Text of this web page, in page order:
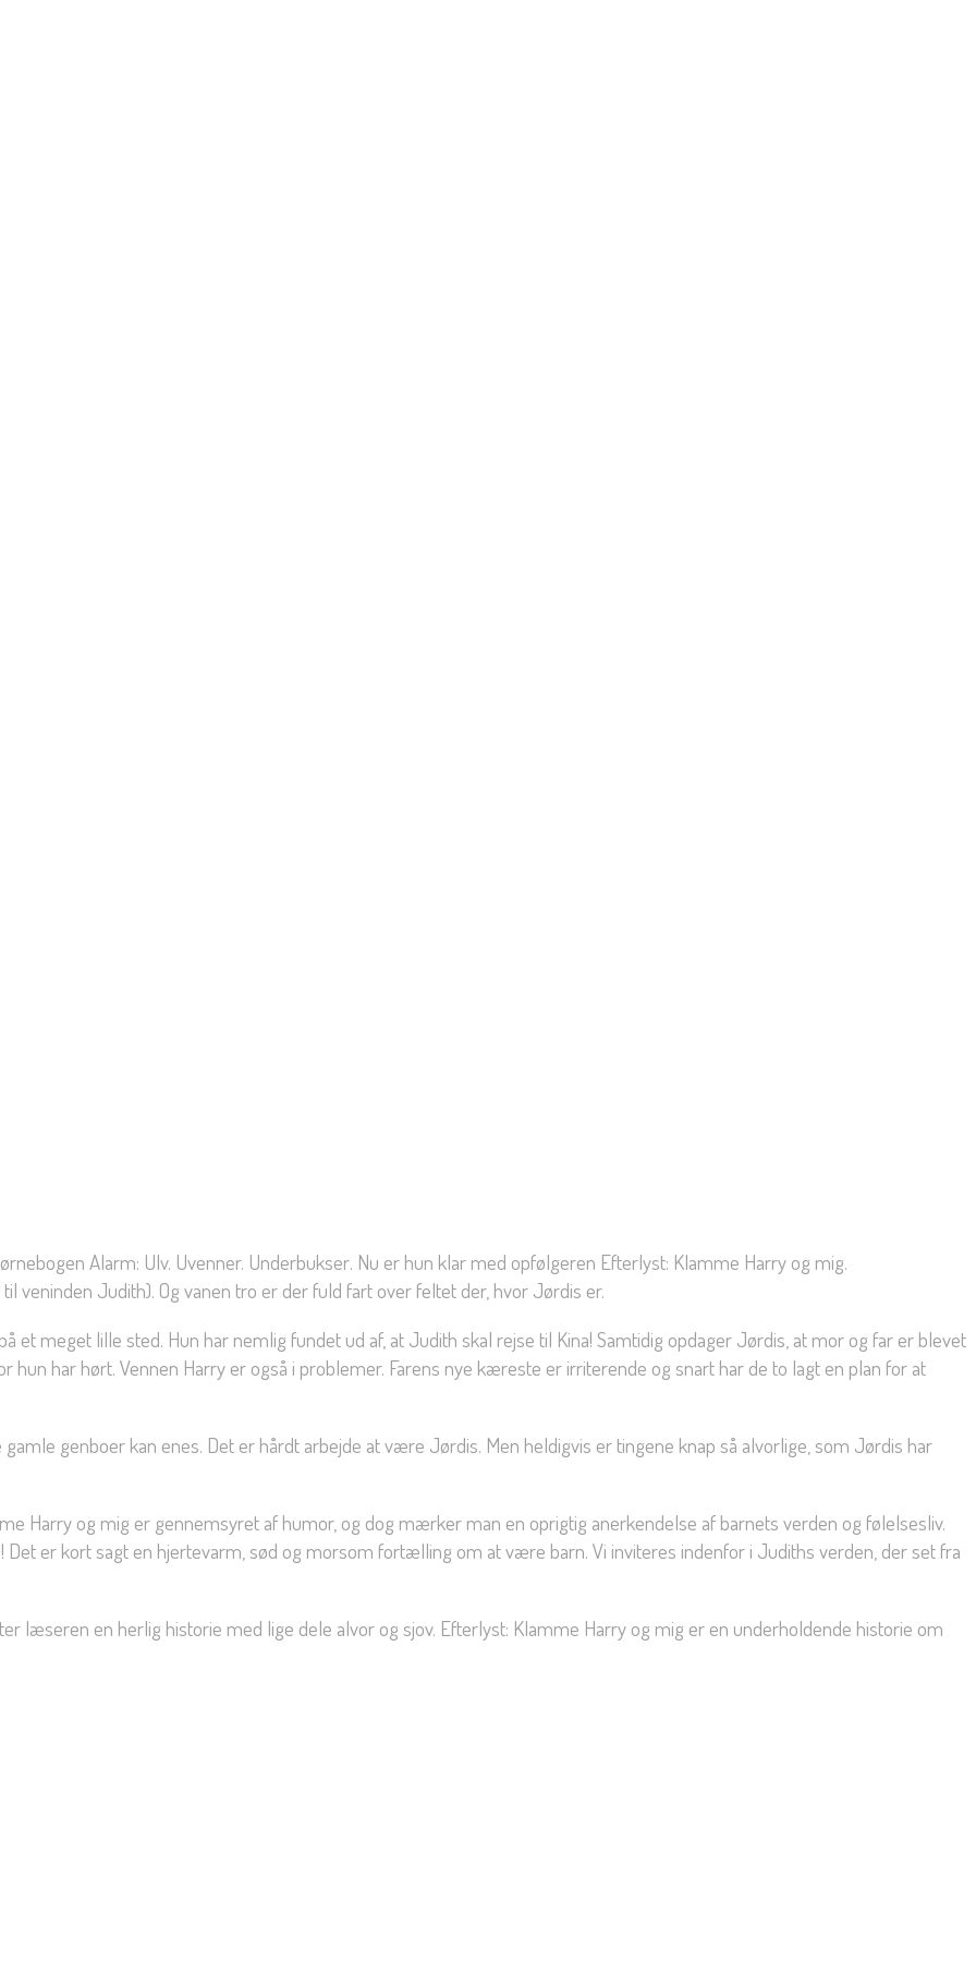
Alarm: Ulv. Uvenner. Underbukser. Nu er hun klar med opfølgeren Efterlyst: Klamme Harry og mig.
veninden Judith). Og vanen tro er der fuld fart over feltet der, hvor Jørdis er.
meget lille sted. Hun har nemlig fundet ud af, at Judith skal rejse til Kina! Samtidig opdager Jørdis, at mor og far er blevet
har hørt. Vennen Harry er også i problemer. Farens nye kæreste er irriterende og snart har de to lagt en plan for at
genboer kan enes. Det er hårdt arbejde at være Jørdis. Men heldigvis er tingene knap så alvorlige, som Jørdis har
Harry og mig er gennemsyret af humor, og dog mærker man en oprigtig anerkendelse af barnets verden og følelsesliv.
Det er kort sagt en hjertevarm, sød og morsom fortælling om at være barn. Vi inviteres indenfor i Judiths verden, der set fra
en herlig historie med lige dele alvor og sjov. Efterlyst: Klamme Harry og mig er en underholdende historie om